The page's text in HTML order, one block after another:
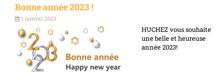
Bonne année 2023 !
1 janvier 2023
HUCHEZ vous souhaite
une belle et heureuse
année 2023!